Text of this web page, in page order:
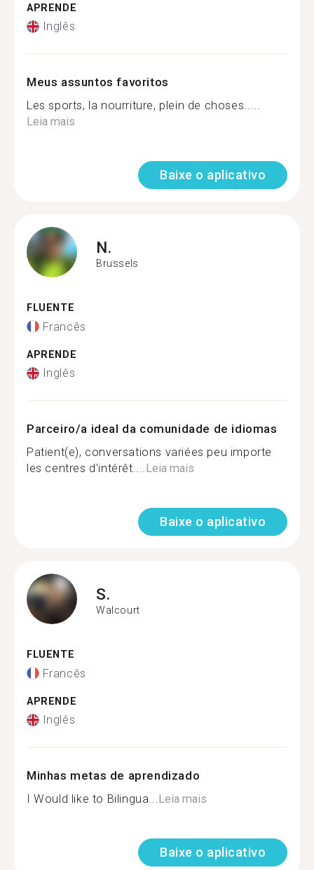
APRENDE
Inglês
Meus assuntos favoritos
Les sports, la nourriture, plein de choses.....
Leia mais
Baixe o aplicativo
N.
Brussels
FLUENTE
Francês
APRENDE
Inglês
Parceiro/a ideal da comunidade de idiomas
Patient(e), conversations variées peu importe
les centres d'intérêt....Leia mais
Baixe o aplicativo
S.
Walcourt
FLUENTE
Francês
APRENDE
Inglês
Minhas metas de aprendizado
I Would like to Bilingua...Leia mais
Baixe o aplicativo